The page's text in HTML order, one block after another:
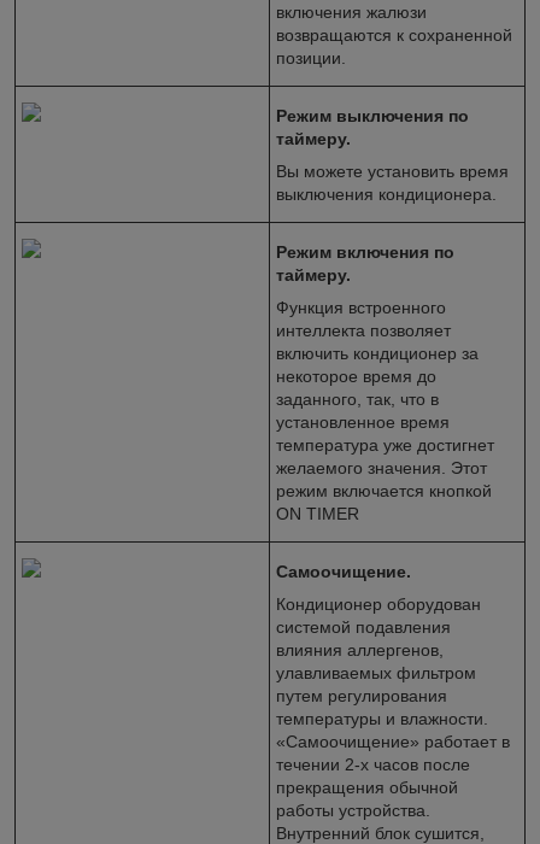
включения жалюзи
возвращаются к сохраненной
позиции.
Режим выключения по
таймеру.
Вы можете установить время
выключения кондиционера.
Режим включения по
таймеру.
Функция встроенного
интеллекта позволяет
включить кондиционер за
некоторое время до
заданного, так, что в
установленное время
температура уже достигнет
желаемого значения. Этот
режим включается кнопкой
ON TIMER
Самоочищение.
Кондиционер оборудован
системой подавления
влияния аллергенов,
улавливаемых фильтром
путем регулирования
температуры и влажности.
«Самоочищение» работает в
течении 2-х часов после
прекращения обычной
работы устройства.
Внутренний блок сушится,